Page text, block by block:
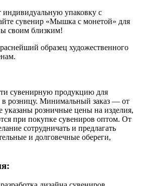
упаковку с
сувенир «Мышка с монетой» для
своим близким!
образец художественного
сувенирную продукцию для
розницу. Минимальный заказ — от
указаны розничные цены на изделия,
при покупке сувениров оптом. От
сотрудничать и предлагать
и долговечные обереги,